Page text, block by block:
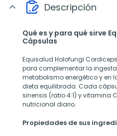
expand_more Descripción
Qué es y para qué sirve
Cápsulas
Equisalud Holofungi
para complementar la ingesta
metabolismo energético y en
dieta equilibrada. Cada
sinensis (ratio 4:1) y vitamina
nutricional diario.
Propiedades de sus